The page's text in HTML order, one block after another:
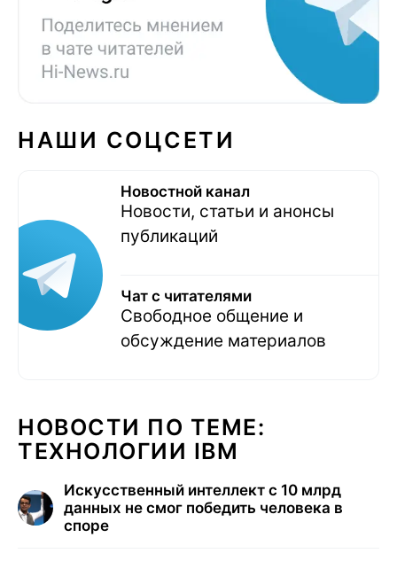
НАШИ СОЦСЕТИ
Новостной канал
Новости, статьи и анонсы
публикаций
Чат с читателями
Свободное общение и
обсуждение материалов
НОВОСТИ ПО ТЕМЕ:
ТЕХНОЛОГИИ IBM
Искусственный интеллект с 10 млрд
данных не смог победить человека в
споре